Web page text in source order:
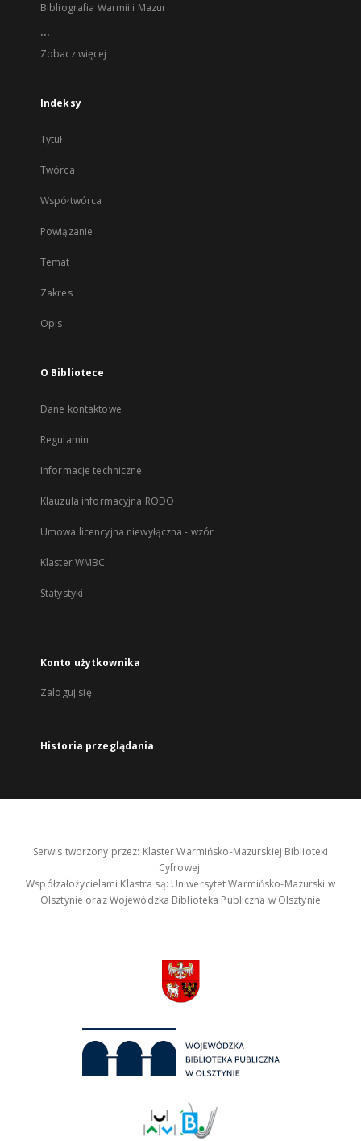
Bibliografia Warmii i Mazur
...
Zobacz więcej
Indeksy
Tytuł
Twórca
Współtwórca
Powiązanie
Temat
Zakres
Opis
O Bibliotece
Dane kontaktowe
Regulamin
Informacje techniczne
Klauzula informacyjna RODO
Umowa licencyjna niewyłączna - wzór
Klaster WMBC
Statystyki
Konto użytkownika
Zaloguj się
Historia przeglądania
Serwis tworzony przez: Klaster Warmińsko-Mazurskiej Biblioteki
Cyfrowej.
Współzałożycielami Klastra są: Uniwersytet Warmińsko-Mazurski w
Olsztynie oraz Wojewódzka Biblioteka Publiczna w Olsztynie